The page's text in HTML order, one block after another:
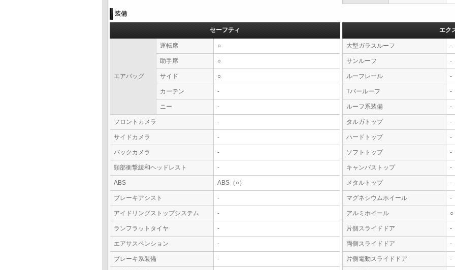
装備
セーフティ
エアバッグ
運転席 ○
助手席 ○
サイド ○
カーテン -
ニー -
フロントカメラ -
サイドカメラ -
バックカメラ -
頸部衝撃緩和ヘッドレスト -
ABS ABS（○）
ブレーキアシスト -
アイドリングストップシステム -
ランフラットタイヤ -
エアサスペンション -
ブレーキ系装備 -
エク
大型ガラスルーフ -
サンルーフ -
ルーフレール -
Tバールーフ -
ルーフ系装備 -
タルガトップ -
ハードトップ -
ソフトトップ -
キャンバストップ -
メタルトップ -
マグネシウムホイール -
アルミホイール ○
片側スライドドア -
両側スライドドア -
片側電動スライドドア -